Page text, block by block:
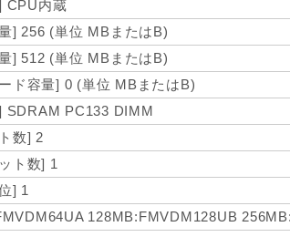
CPU内蔵
] 256 (単位 MBまたはB)
] 512 (単位 MBまたはB)
ド容量] 0 (単位 MBまたはB)
SDRAM PC133 DIMM
数] 2
ト数] 1
] 1
128MB:FMVDM128UB